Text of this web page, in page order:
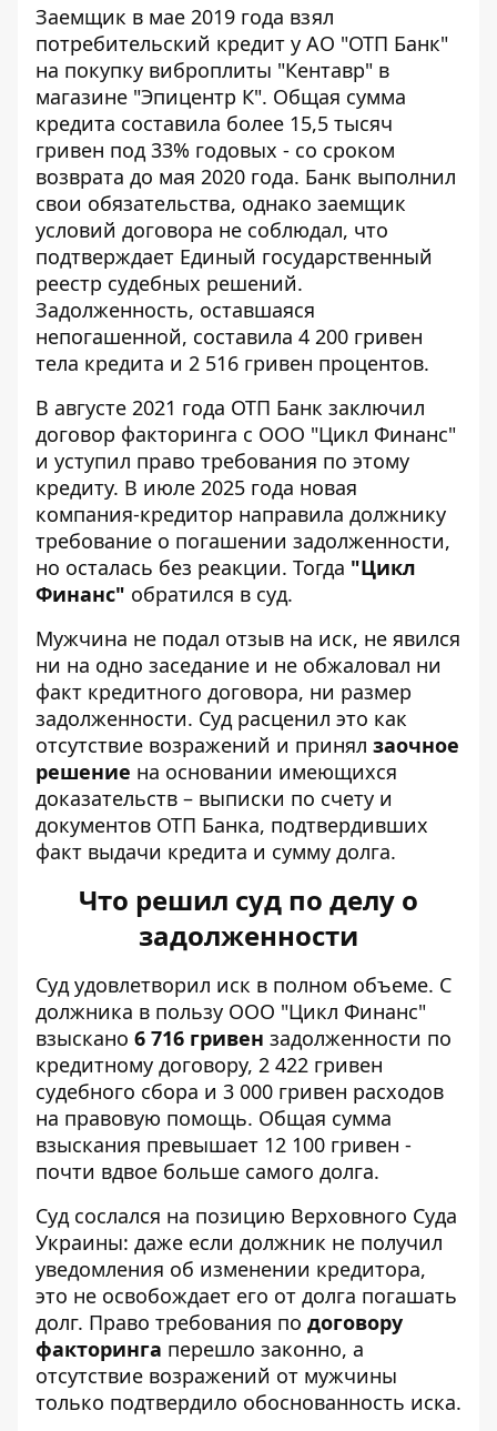
Заемщик в мае 2019 года взял
потребительский кредит у АО "ОТП Банк"
на покупку виброплиты "Кентавр" в
магазине "Эпицентр К". Общая сумма
кредита составила более 15,5 тысяч
гривен под 33% годовых - со сроком
возврата до мая 2020 года. Банк выполнил
свои обязательства, однако заемщик
условий договора не соблюдал, что
подтверждает Единый государственный
реестр судебных решений.
Задолженность, оставшаяся
непогашенной, составила 4 200 гривен
тела кредита и 2 516 гривен процентов.
В августе 2021 года ОТП Банк заключил
договор факторинга с ООО "Цикл Финанс"
и уступил право требования по этому
кредиту. В июле 2025 года новая
компания-кредитор направила должнику
требование о погашении задолженности,
но осталась без реакции. Тогда "Цикл
Финанс" обратился в суд.
Мужчина не подал отзыв на иск, не явился
ни на одно заседание и не обжаловал ни
факт кредитного договора, ни размер
задолженности. Суд расценил это как
отсутствие возражений и принял заочное
решение на основании имеющихся
доказательств – выписки по счету и
документов ОТП Банка, подтвердивших
факт выдачи кредита и сумму долга.
Что решил суд по делу о
задолженности
Суд удовлетворил иск в полном объеме. С
должника в пользу ООО "Цикл Финанс"
взыскано 6 716 гривен задолженности по
кредитному договору, 2 422 гривен
судебного сбора и 3 000 гривен расходов
на правовую помощь. Общая сумма
взыскания превышает 12 100 гривен -
почти вдвое больше самого долга.
Суд сослался на позицию Верховного Суда
Украины: даже если должник не получил
уведомления об изменении кредитора,
это не освобождает его от долга погашать
долг. Право требования по договору
факторинга перешло законно, а
отсутствие возражений от мужчины
только подтвердило обоснованность иска.